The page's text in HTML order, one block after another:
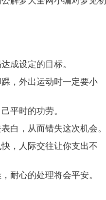
成设定的目标。
，外出运动时一定要小
平时的功劳。
，从而错失这次机会。
，人际交往让你支出不
心的处理将会平安。